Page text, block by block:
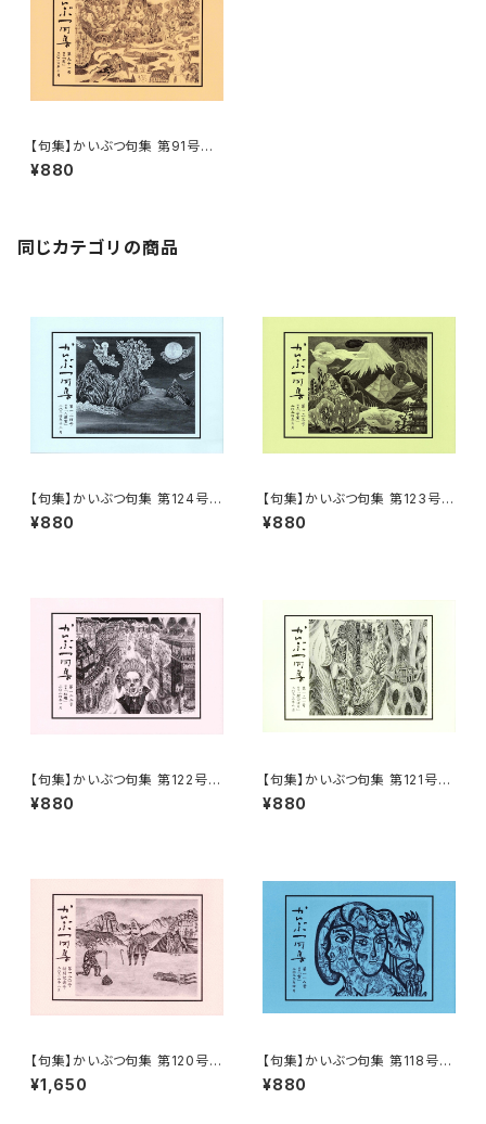
【句集】かいぶつ句集 第91号
「鳥」
¥880
同じカテゴリの商品
【句集】かいぶつ句集 第124号
「入道雲」
¥880
【句集】かいぶつ句集 第123号
「卒業」
¥880
【句集】かいぶつ句集 第122号
「牡蠣」
¥880
【句集】かいぶつ句集 第121号
「鯉のぼり」
¥880
【句集】かいぶつ句集 第120号
特別記念号「花風」
¥1,650
【句集】かいぶつ句集 第118号
「雪」
¥880